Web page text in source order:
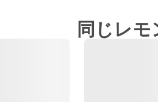
同じレモ